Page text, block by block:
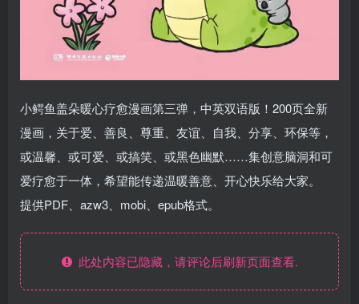
小鳄鱼盖朵暖心疗愈漫画第三弹，中英双语版！200页全新
漫画，关于爱、善良、尊重、友谊、自我、分享、环保等，
或温馨、或可爱、或搞笑、或黑色幽默……集创意脑洞和可
爱疗愈于一体，希望能传递温暖善意、开心快乐给大家。
提供PDF、azw3、mobi、epub格式。
此处内容已隐藏，请评论后刷新页面查看.